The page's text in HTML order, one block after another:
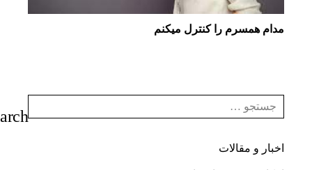
مدام همسرم را کنترل میکنم
اخبار و مقالات